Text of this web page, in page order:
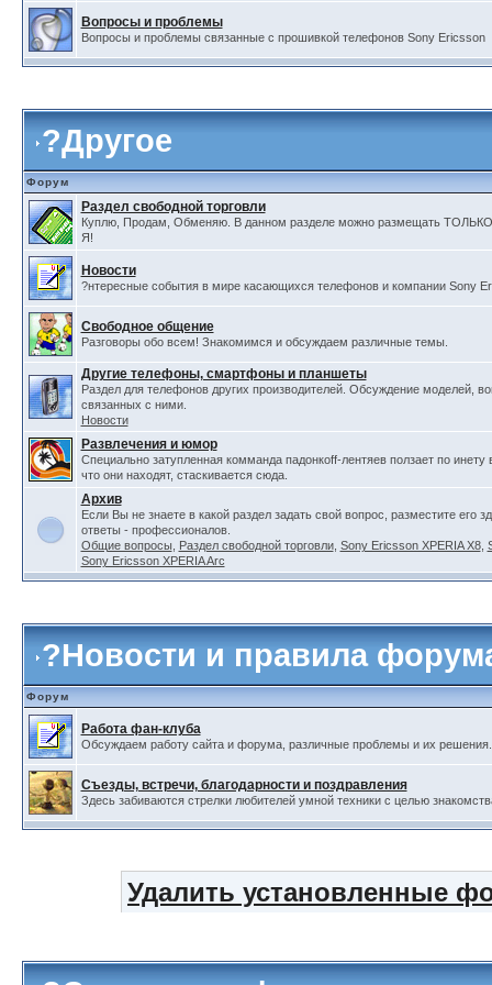
Вопросы и проблемы
Вопросы и проблемы связанные с прошивкой телефонов Sony Ericsson
?Другое
Форум
Раздел свободной торговли
Куплю, Продам, Обменяю. В данном разделе можно размещать
Я!
Новости
?нтересные события в мире касающихся телефонов и компании Sony
Свободное общение
Разговоры обо всем! Знакомимся и обсуждаем различные темы.
Другие телефоны, смартфоны и планшеты
Раздел для телефонов других производителей. Обсуждение моделей,
связанных с ними.
Новости
Развлечения и юмор
Специально затупленная комманда падонкоff-лентяев ползает по инету
что они находят, стаскивается сюда.
Архив
Если Вы не знаете в какой раздел задать свой вопрос, разместите его
ответы - профессионалов.
Общие вопросы, Раздел свободной торговли, Sony Ericsson XPERIA X8,
Sony Ericsson XPERIA Arc
?Новости и правила
Форум
Работа фан-клуба
Обсуждаем работу сайта и форума, различные проблемы и их решения.
Съезды, встречи, благодарности и поздравления
Здесь забиваются стрелки любителей умной техники с целью
Удалить установленные